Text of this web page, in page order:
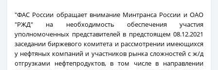
"ФАС России обращает внимание Минтранса России и ОАО
"РЖД" на необходимость обеспечения участия
уполномоченных представителей в предстоящем 08.12.2021
заседании биржевого комитета и рассмотрении имеющихся
у нефтяных компаний и участников рынка сложностей с ж/д
отгрузками нефтепродуктов, в том числе в направлении